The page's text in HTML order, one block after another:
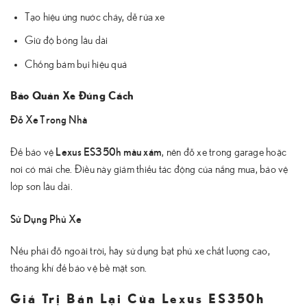
Tạo hiệu ứng nước chảy, dễ rửa xe
Giữ độ bóng lâu dài
Chống bám bụi hiệu quả
Bảo Quản Xe Đúng Cách
Đỗ Xe Trong Nhà
Để bảo vệ Lexus ES350h màu xám, nên đỗ xe trong garage hoặc
nơi có mái che. Điều này giảm thiểu tác động của nắng mưa, bảo vệ
lớp sơn lâu dài.
Sử Dụng Phủ Xe
Nếu phải đỗ ngoài trời, hãy sử dụng bạt phủ xe chất lượng cao,
thoáng khí để bảo vệ bề mặt sơn.
Giá Trị Bán Lại Của Lexus ES350h